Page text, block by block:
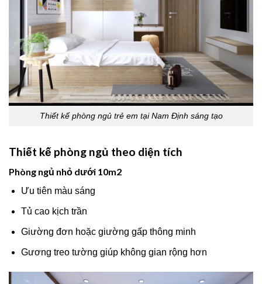
Thiết kế phòng ngủ trẻ em tại Nam Định sáng tạo
Thiết kế phòng ngủ theo diện tích
Phòng ngủ nhỏ dưới 10m2
Ưu tiên màu sáng
Tủ cao kịch trần
Giường đơn hoặc giường gấp thông minh
Gương treo tường giúp không gian rộng hơn